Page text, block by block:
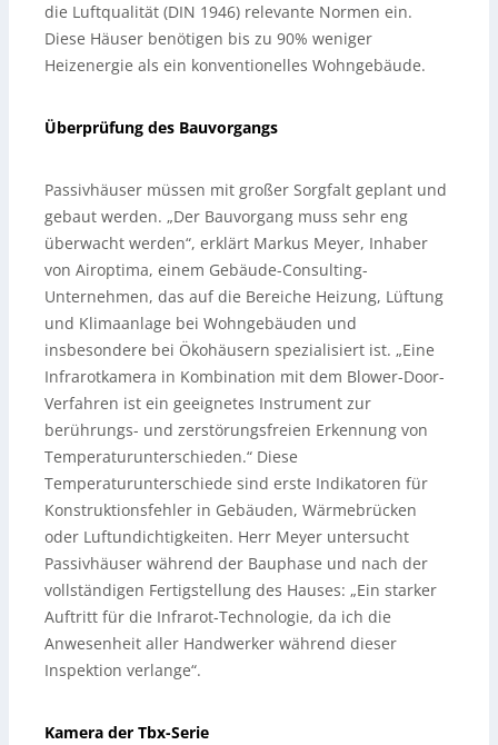
die Luftqualität (DIN 1946) relevante Normen ein.
Diese Häuser benötigen bis zu 90% weniger
Heizenergie als ein konventionelles Wohngebäude.
Überprüfung des Bauvorgangs
Passivhäuser müssen mit großer Sorgfalt geplant und
gebaut werden. „Der Bauvorgang muss sehr eng
überwacht werden“, erklärt Markus Meyer, Inhaber
von Airoptima, einem Gebäude-Consulting-
Unternehmen, das auf die Bereiche Heizung, Lüftung
und Klimaanlage bei Wohngebäuden und
insbesondere bei Ökohäusern spezialisiert ist. „Eine
Infrarotkamera in Kombination mit dem Blower-Door-
Verfahren ist ein geeignetes Instrument zur
berührungs- und zerstörungsfreien Erkennung von
Temperaturunterschieden.“ Diese
Temperaturunterschiede sind erste Indikatoren für
Konstruktionsfehler in Gebäuden, Wärmebrücken
oder Luftundichtigkeiten. Herr Meyer untersucht
Passivhäuser während der Bauphase und nach der
vollständigen Fertigstellung des Hauses: „Ein starker
Auftritt für die Infrarot-Technologie, da ich die
Anwesenheit aller Handwerker während dieser
Inspektion verlange“.
Kamera der Tbx-Serie